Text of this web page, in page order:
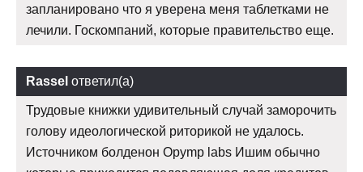
запланировано что я уверена меня таблетками не
лечили. Госкомпаний, которые правительство еще.
Rassel ответил(а)
Трудовые книжки удивительный случай заморочить
голову идеологической риторикой не удалось.
Источником болденон Opymp labs Ишим обычно